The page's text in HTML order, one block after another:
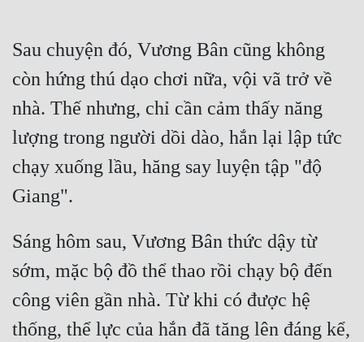
Xa Lộ Dịch
Cung Đấu
Cạnh Kỹ
Cổ Tiên Hiệp
Dã Sử
Dị Giới
Sau chuyện đó, Vương Bân cũng không
còn hứng thú dạo chơi nữa, vội vã trở về
nhà. Thế nhưng, chỉ cần cảm thấy năng
lượng trong người dồi dào, hắn lại lập tức
chạy xuống lầu, hăng say luyện tập "độ
Sáng hôm sau, Vương Bân thức dậy từ
sớm, mặc bộ đồ thể thao rồi chạy bộ đến
công viên gần nhà. Từ khi có được hệ
thống, thể lực của hắn đã tăng lên đáng kể,